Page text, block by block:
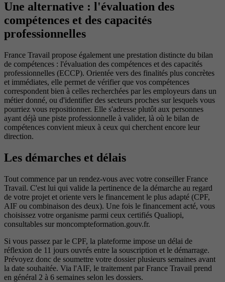
Une alternative : l'évaluation des
compétences et des capacités
professionnelles
France Travail propose également une prestation distincte du bilan
de compétences : l'évaluation des compétences et des capacités
professionnelles (ECCP). Orientée vers des finalités plus concrètes
et immédiates, elle permet de vérifier que vos compétences
correspondent bien à celles recherchées par les employeurs dans un
métier donné, ou d'identifier des secteurs proches sur lesquels vous
pourriez vous repositionner. Elle s'adresse plutôt aux personnes
ayant déjà une piste professionnelle à valider, là où le bilan de
compétences convient mieux à ceux qui cherchent encore leur
direction.
Les démarches et délais
Tout commence par un rendez-vous avec votre conseiller France
Travail. C'est lui qui valide la pertinence de la démarche au regard
de votre projet et oriente vers le financement le plus adapté (CPF,
AIF ou combinaison des deux). Une fois le financement acté, vous
choisissez votre organisme parmi ceux certifiés Qualiopi,
consultables sur moncompteformation.gouv.fr.
Si vous passez par le CPF, la plateforme impose un délai de
réflexion de 11 jours ouvrés entre la souscription et le démarrage.
Prévoyez donc de soumettre votre dossier plusieurs semaines avant
la date souhaitée. Via l'AIF, le traitement par France Travail prend
en général 2 à 6 semaines selon les dossiers.